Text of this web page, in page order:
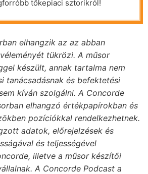
tőkepiaci sztorikról!
elhangzik az az abban
tükrözi. A műsor
készült, annak tartalma nem
tanácsadásnak és befektetési
kíván szolgálni. A Concorde
elhangzó értékpapírokban és
pozíciókkal rendelkezhetnek.
adatok, előrejelzések és
és teljességével
illetve a műsor készítői
A Concorde Podcast a